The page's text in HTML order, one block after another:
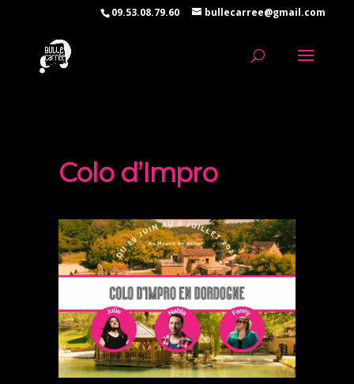
09.53.08.79.60 bullecarree@gmail.com
Colo d’Impro